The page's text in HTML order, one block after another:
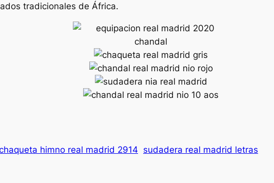
tradicionales de África.
himno real madrid 2914 sudadera real madrid letras